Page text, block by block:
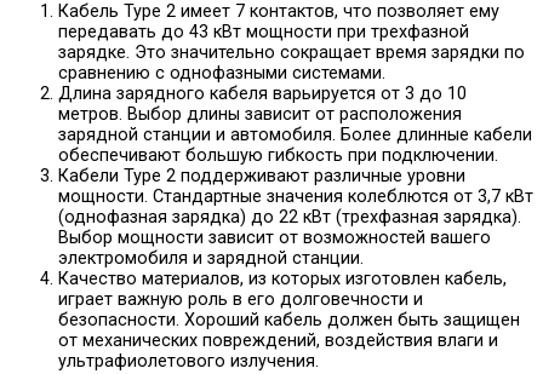
Кабель Type 2 имеет 7 контактов, что позволяет ему
передавать до 43 кВт мощности при трехфазной
зарядке. Это значительно сокращает время зарядки по
сравнению с однофазными системами.
Длина зарядного кабеля варьируется от 3 до 10
метров. Выбор длины зависит от расположения
зарядной станции и автомобиля. Более длинные кабели
обеспечивают большую гибкость при подключении.
Кабели Type 2 поддерживают различные уровни
мощности. Стандартные значения колеблются от 3,7 кВт
(однофазная зарядка) до 22 кВт (трехфазная зарядка).
Выбор мощности зависит от возможностей вашего
электромобиля и зарядной станции.
Качество материалов, из которых изготовлен кабель,
играет важную роль в его долговечности и
безопасности. Хороший кабель должен быть защищен
от механических повреждений, воздействия влаги и
ультрафиолетового излучения.